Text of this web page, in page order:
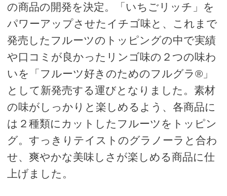
の商品の開発を決定。「いちごリッチ」を
パワーアップさせたイチゴ味と、これまで
発売したフルーツのトッピングの中で実績
や口コミが良かったリンゴ味の２つの味わ
いを「フルーツ好きのためのフルグラ®」
として新発売する運びとなりました。素材
の味がしっかりと楽しめるよう、各商品に
は２種類にカットしたフルーツをトッピン
グ。すっきりテイストのグラノーラと合わ
せ、爽やかな美味しさが楽しめる商品に仕
上げました。